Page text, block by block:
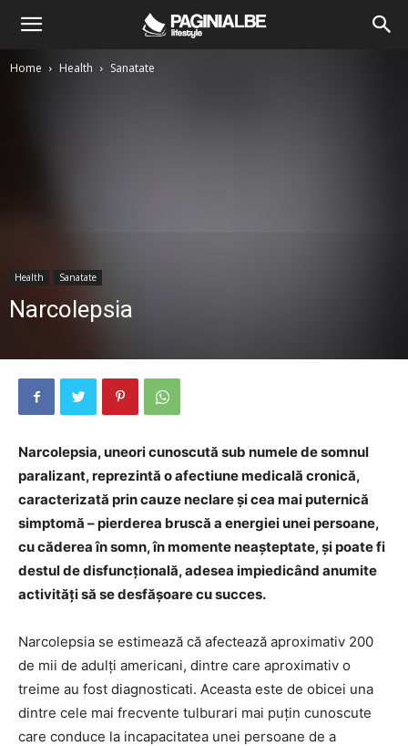
Home Health Sanatate
Health Sanatate
Narcolepsia
Narcolepsia, uneori cunoscută sub numele de somnul
paralizant, reprezintă o afectiune medicală cronică,
caracterizată prin cauze neclare și cea mai puternică
simptomă – pierderea bruscă a energiei unei persoane,
cu căderea în somn, în momente neașteptate, și poate fi
destul de disfuncțională, adesea impiedicând anumite
activități să se desfășoare cu succes.
Narcolepsia se estimează că afectează aproximativ 200
de mii de adulți americani, dintre care aproximativ o
treime au fost diagnosticati. Aceasta este de obicei una
dintre cele mai frecvente tulburari mai puțin cunoscute
care conduce la incapacitatea unei persoane de a